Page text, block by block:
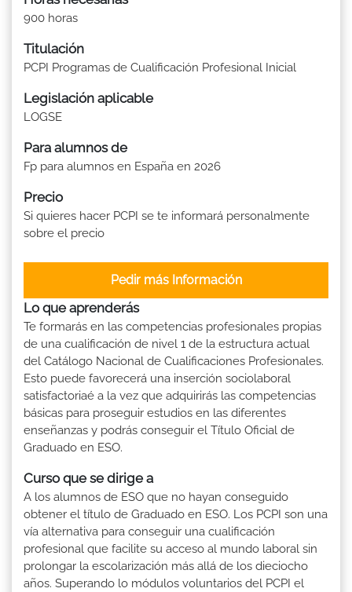
900 horas
Titulación
PCPI Programas de Cualificación Profesional Inicial
Legislación aplicable
LOGSE
Para alumnos de
Fp para alumnos en España en 2026
Precio
Si quieres hacer PCPI se te informará personalmente
sobre el precio
Pedir más Información
Lo que aprenderás
Te formarás en las competencias profesionales propias
de una cualificación de nivel 1 de la estructura actual
del Catálogo Nacional de Cualificaciones Profesionales.
Esto puede favorecerá una inserción sociolaboral
satisfactoriaé a la vez que adquirirás las competencias
básicas para proseguir estudios en las diferentes
enseñanzas y podrás conseguir el Título Oficial de
Graduado en ESO.
Curso que se dirige a
A los alumnos de ESO que no hayan conseguido
obtener el título de Graduado en ESO. Los PCPI son una
vía alternativa para conseguir una cualificación
profesional que facilite su acceso al mundo laboral sin
prolongar la escolarización más allá de los dieciocho
años. Superando lo módulos voluntarios del PCPI el